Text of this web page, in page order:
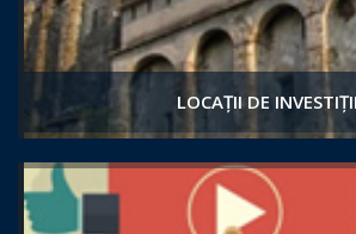
LOCAȚII DE INVESTIȚII